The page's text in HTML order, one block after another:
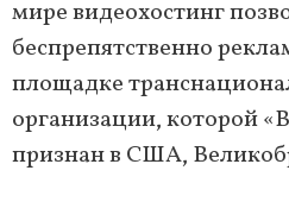
мире видеохостинг
беспрепятственно
площадке
организации, которой
признан в США,